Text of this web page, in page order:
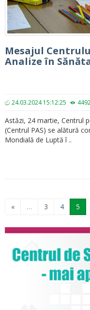
Mesajul
Analize în
24.03.2024 15:12:25
Astăzi, 24 martie, Centrul
(Centrul PAS) se alătură
Mondială de Luptă î ..
« … 3 4 5